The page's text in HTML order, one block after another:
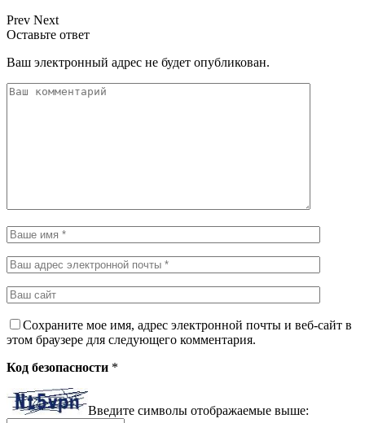
Prev Next
Оставьте ответ
Ваш электронный адрес не будет опубликован.
Сохраните мое имя, адрес электронной почты и веб-сайт в
этом браузере для следующего комментария.
Код безопасности *
Введите символы отображаемые выше: